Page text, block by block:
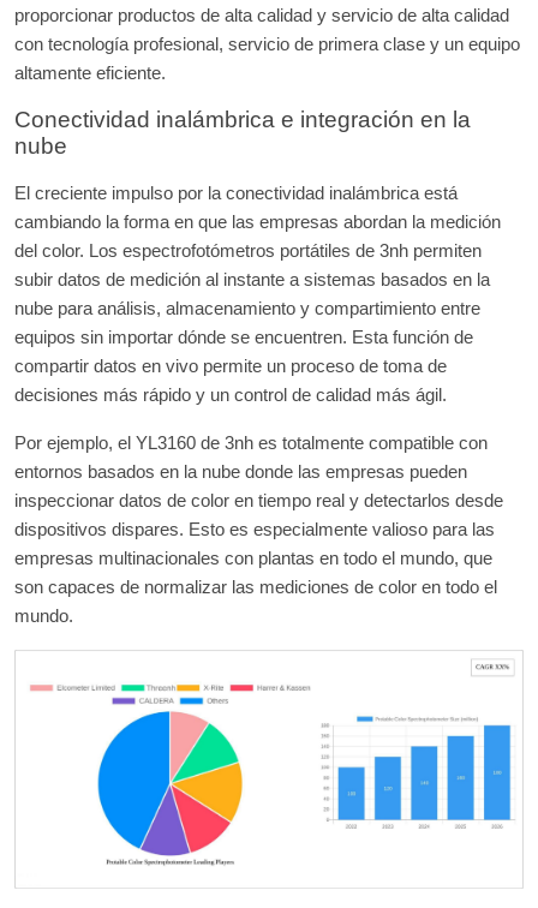
proporcionar productos de alta calidad y servicio de alta calidad
con tecnología profesional, servicio de primera clase y un equipo
altamente eficiente.
Conectividad inalámbrica e integración en la
nube
El creciente impulso por la conectividad inalámbrica está
cambiando la forma en que las empresas abordan la medición
del color. Los espectrofotómetros portátiles de 3nh permiten
subir datos de medición al instante a sistemas basados en la
nube para análisis, almacenamiento y compartimiento entre
equipos sin importar dónde se encuentren. Esta función de
compartir datos en vivo permite un proceso de toma de
decisiones más rápido y un control de calidad más ágil.
Por ejemplo, el YL3160 de 3nh es totalmente compatible con
entornos basados en la nube donde las empresas pueden
inspeccionar datos de color en tiempo real y detectarlos desde
dispositivos dispares. Esto es especialmente valioso para las
empresas multinacionales con plantas en todo el mundo, que
son capaces de normalizar las mediciones de color en todo el
mundo.